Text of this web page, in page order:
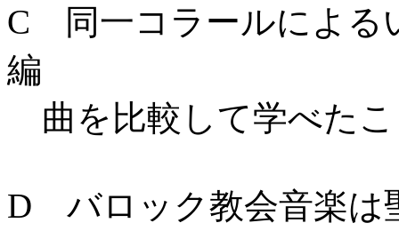
C 同一コラールによる
編
曲を比較して学べた
D バロック教会音楽は